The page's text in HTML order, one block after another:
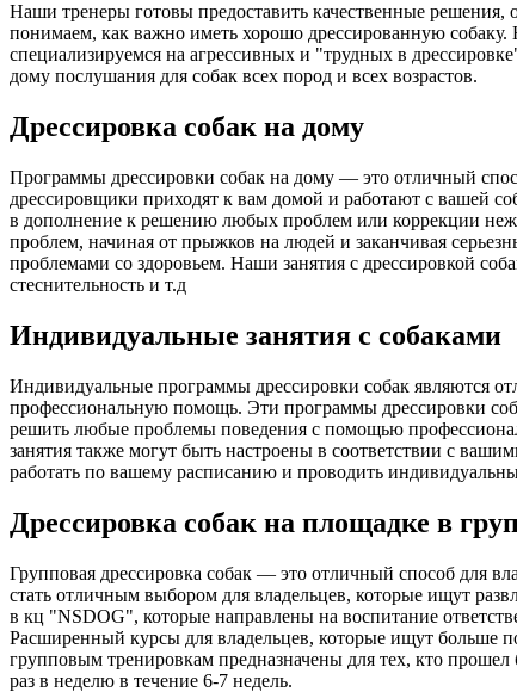
Наши тренеры готовы предоставить качественные
понимаем, как важно иметь хорошо дрессированную
специализируемся на агрессивных и "трудных в
дому послушания для собак всех пород и всех возрастов.
Дрессировка собак на дому
Программы дрессировки собак на дому — это отличный
дрессировщики приходят к вам домой и работают с вашей
в дополнение к решению любых проблем или коррекции
проблем, начиная от прыжков на людей и заканчивая
проблемами со здоровьем. Наши занятия с дрессировкой
стеснительность и т.д
Индивидуальные занятия с собаками
Индивидуальные программы дрессировки собак являются
профессиональную помощь. Эти программы дрессировки
решить любые проблемы поведения с помощью
занятия также могут быть настроены в соответствии с
работать по вашему расписанию и проводить
Дрессировка собак на площадке в
Групповая дрессировка собак — это отличный способ для
стать отличным выбором для владельцев, которые ищут
в кц "NSDOG", которые направлены на воспитание
Расширенный курсы для владельцев, которые ищут больше
групповым тренировкам предназначены для тех, кто
раз в неделю в течение 6-7 недель.